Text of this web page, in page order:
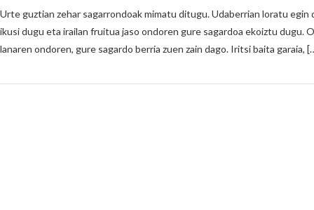
Urte guztian zehar sagarrondoak mimatu ditugu. Udaberrian loratu egin
ikusi dugu eta irailan fruitua jaso ondoren gure sagardoa ekoiztu dugu.
lanaren ondoren, gure sagardo berria zuen zain dago. Iritsi baita garaia,